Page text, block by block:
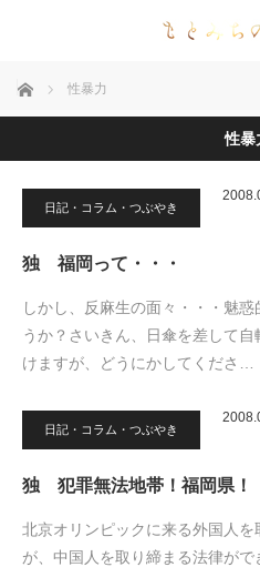
ホーム 性暴力
性暴
日記・コラム・つぶやき
独 福岡って・・・
しかし、反麻生の面々・・・魅
うか？さいきん、日傘を差して
けますが、どうにかしてくださ…
日記・コラム・つぶやき
独 犯罪無法地帯！福岡県！
北京オリンピックに来る外国人
が、中国人を取り締まる法律が